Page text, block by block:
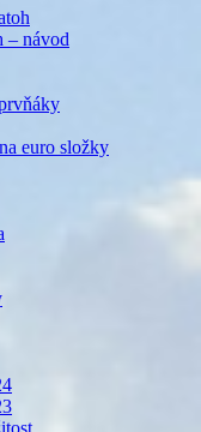
– návod
euro složky